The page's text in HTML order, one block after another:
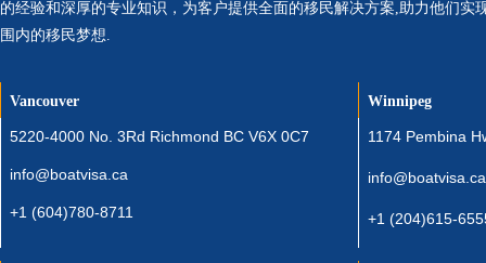
Vancouver
的经验和深厚的专业知识，为客户提供全面的移民解决方案,助力他们实
围内的移民梦想.
5220-4000 No. 3Rd Richmond BC V6X 0C7
info@boatvisa.ca
+1 (604)780-8711
1174 Pembina
info@boatvisa.ca
+1 (204)615-
Winnipeg